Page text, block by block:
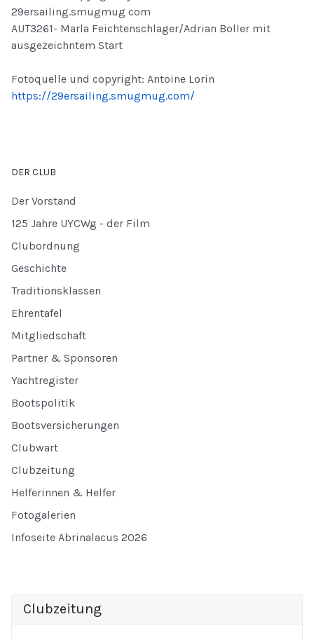
AUT3261- Marla Feichtenschlager/Adrian Boller mit
ausgezeichntem Start
Fotoquelle und copyright: Antoine Lorin
https://29ersailing.smugmug.com/
DER CLUB
Der Vorstand
125 Jahre UYCWg - der Film
Clubordnung
Geschichte
Traditionsklassen
Ehrentafel
Mitgliedschaft
Partner & Sponsoren
Yachtregister
Bootspolitik
Bootsversicherungen
Clubwart
Clubzeitung
Helferinnen & Helfer
Fotogalerien
Infoseite Abrinalacus 2026
Clubzeitung